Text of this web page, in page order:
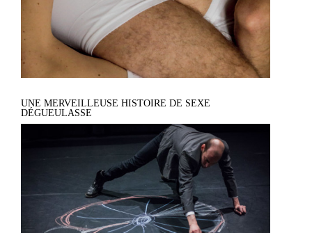
UNE MERVEILLEUSE HISTOIRE DE SEXE
DÉGUEULASSE